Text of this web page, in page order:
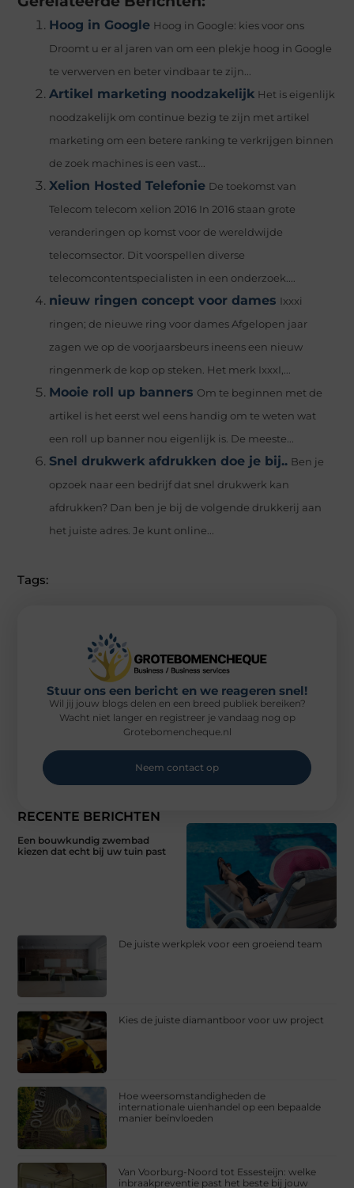
Hoog in Google Hoog in Google: kies voor ons
Droomt u er al jaren van om een plekje hoog in Google
te verwerven en beter vindbaar te zijn...
Artikel marketing noodzakelijk Het is eigenlijk
noodzakelijk om continue bezig te zijn met artikel
marketing om een betere ranking te verkrijgen binnen
de zoek machines is een vast...
Xelion Hosted Telefonie De toekomst van
Telecom telecom xelion 2016 In 2016 staan grote
veranderingen op komst voor de wereldwijde
telecomsector. Dit voorspellen diverse
telecomcontentspecialisten in een onderzoek....
nieuw ringen concept voor dames Ixxxi
ringen; de nieuwe ring voor dames Afgelopen jaar
zagen we op de voorjaarsbeurs ineens een nieuw
ringenmerk de kop op steken. Het merk IxxxI,...
Mooie roll up banners Om te beginnen met de
artikel is het eerst wel eens handig om te weten wat
een roll up banner nou eigenlijk is. De meeste...
Snel drukwerk afdrukken doe je bij.. Ben je
opzoek naar een bedrijf dat snel drukwerk kan
afdrukken? Dan ben je bij de volgende drukkerij aan
het juiste adres. Je kunt online...
Tags:
RECENTE BERICHTEN
Een bouwkundig zwembad
kiezen dat echt bij uw tuin past
De juiste werkplek voor een groeiend team
Kies de juiste diamantboor voor uw project
Hoe weersomstandigheden de
internationale uienhandel op een bepaalde
manier beïnvloeden
Van Voorburg-Noord tot Essesteijn: welke
inbraakpreventie past het beste bij jouw
Stuur ons een bericht en we reageren snel!
Wil jij jouw blogs delen en een breed publiek bereiken?
Wacht niet langer en registreer je vandaag nog op
Grotebomencheque.nl
Neem contact op